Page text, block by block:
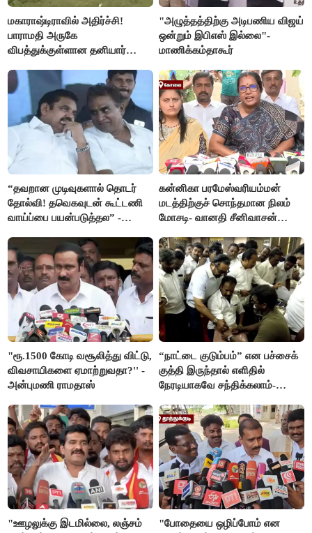
மகாராஷ்டிராவில் அதிர்ச்சி!
பாராமதி அருகே
விபத்துக்குள்ளான தனியார்
"அழுத்தத்திற்கு அடிபணிய விஜய்
ஒன்றும் இபிஎஸ் இல்லை"-
மாணிக்கம்தாகூர்
“தவறான முடிவுகளால் தொடர்
தோல்வி! தவெகவுடன் கூட்டணி
வாய்ப்பை பயன்படுத்தல” -
கன்னிகா பரமேஸ்வரியம்மன்
மடத்திற்குச் சொந்தமான நிலம்
மோசடி- வானதி சீனிவாசன்
"ரூ.1500 கோடி வசூலித்து விட்டு,
விவசாயிகளை ஏமாற்றுவதா?'' -
அன்புமணி ராமதாஸ்
“நாட்டை குடும்பம்” என பச்சைக்
குத்தி இருந்தால் எளிதில்
நேரடியாகவே சந்திக்கலாம்-
"ஊழலுக்கு இடமில்லை, லஞ்சம்
"போதையை ஒழிப்போம் என